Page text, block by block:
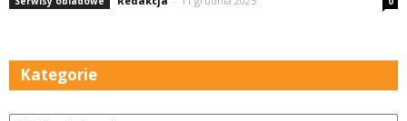
Kategorie
Kategorie